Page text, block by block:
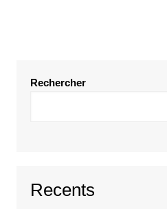
Rechercher
Recents